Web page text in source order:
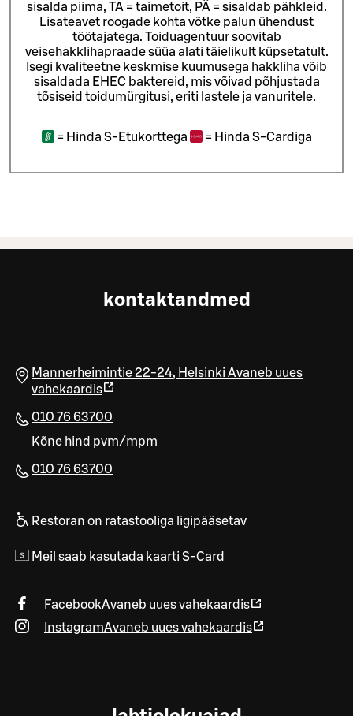
sisalda piima, TA = taimetoit, PÄ = sisaldab pähkleid.
Lisateavet roogade kohta võtke palun ühendust
töötajatega. Toiduagentuur soovitab
veisehakklihapraade süüa alati täielikult küpsetatult.
Isegi kvaliteetne keskmise kuumusega hakkliha võib
sisaldada EHEC baktereid, mis võivad põhjustada
tõsiseid toidumürgitusi, eriti lastele ja vanuritele.
= Hinda S-Etukorttega = Hinda S-Cardiga
kontaktandmed
Mannerheimintie 22-24, Helsinki Avaneb uues
vahekaardis
010 76 63700
Kõne hind pvm/mpm
010 76 63700​
Restoran on ratastooliga ligipääsetav
Meil saab kasutada kaarti S-Card
FacebookAvaneb uues vahekaardis
InstagramAvaneb uues vahekaardis